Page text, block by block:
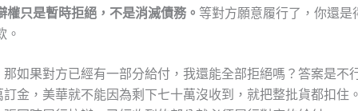
權只是暫時拒絕，不是消滅債務。 等對方願意履行了，你還是
。
如果對方已經有一部分給付，我還能全部拒絕嗎？答案是不
金，美華就不能因為剩下七十萬沒收到，就把整批貨都扣住